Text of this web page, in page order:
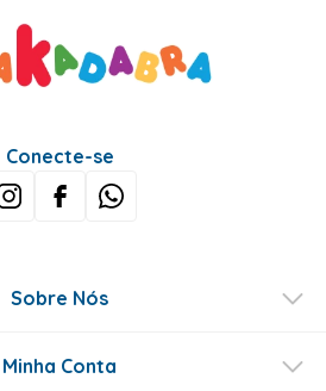
Conecte-se
Sobre Nós
Minha Conta